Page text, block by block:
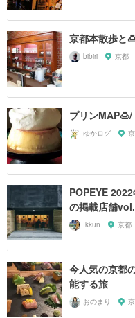
京都本散歩と
bibiri 京都
プリン
ゆかログ
POPEYE
の掲載店舗
Ikkun 京都
今人気の京都
能する旅
おのまり